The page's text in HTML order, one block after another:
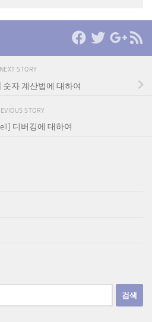
NEXT STORY
자 계산법에 대하여
STORY
디버깅에 대하여